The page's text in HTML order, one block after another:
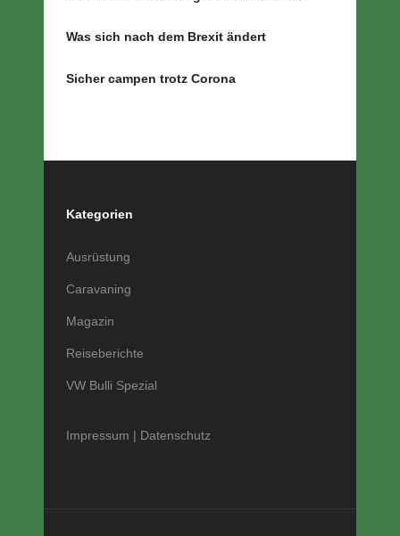
Was sich nach dem Brexit ändert
Sicher campen trotz Corona
Kategorien
Ausrüstung
Caravaning
Magazin
Reiseberichte
VW Bulli Spezial
Impressum | Datenschutz